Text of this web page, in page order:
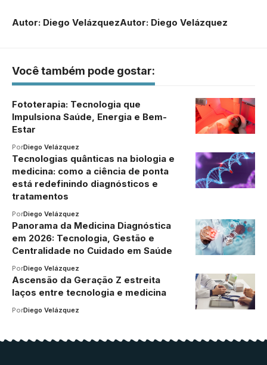
Autor: Diego VelázquezAutor: Diego Velázquez
Você também pode gostar:
Fototerapia: Tecnologia que
Impulsiona Saúde, Energia e Bem-
Estar
PorDiego Velázquez
Tecnologias quânticas na biologia e
medicina: como a ciência de ponta
está redefinindo diagnósticos e
tratamentos
PorDiego Velázquez
Panorama da Medicina Diagnóstica
em 2026: Tecnologia, Gestão e
Centralidade no Cuidado em Saúde
PorDiego Velázquez
Ascensão da Geração Z estreita
laços entre tecnologia e medicina
PorDiego Velázquez